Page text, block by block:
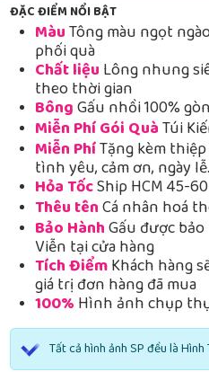
ĐẶC ĐIỂM NỔI BẬT
MàuTông màu ngọt
phối quà
Chất liệu Lông nhung
theo thời gian
BôngGấu nhồi 100%
Miễn Phí Gói QuàTúi
Miễn PhíTặng kèm
tình yêu, cảm ơn, ngày
Hỏa TốcShip HCM 45-
Thêu tênCá nhân hoá
Bảo HànhGấu được
Viễn tại cửa hàng
Tích ĐiểmKhách hàng
giá trị đơn hàng đã mua
100% Hình ảnh chụp
Tất cả hình ảnh SP đều là